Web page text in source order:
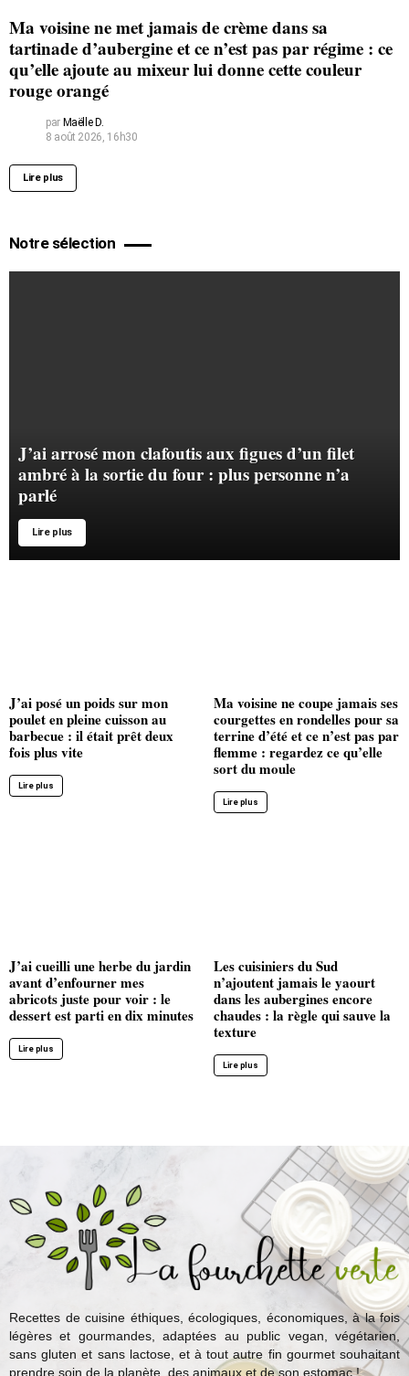
Ma voisine ne met jamais de crème dans sa
tartinade d’aubergine et ce n’est pas par régime : ce
qu’elle ajoute au mixeur lui donne cette couleur
rouge orangé
par Maëlle D.
8 août 2026, 16h30
Lire plus
Notre sélection
J’ai arrosé mon clafoutis aux figues d’un filet
ambré à la sortie du four : plus personne n’a
parlé
Lire plus
J’ai posé un poids sur mon
poulet en pleine cuisson au
barbecue : il était prêt deux
fois plus vite
Lire plus
Ma voisine ne coupe jamais ses
courgettes en rondelles pour sa
terrine d’été et ce n’est pas par
flemme : regardez ce qu’elle
sort du moule
Lire plus
J’ai cueilli une herbe du jardin
avant d’enfourner mes
abricots juste pour voir : le
dessert est parti en dix minutes
Lire plus
Les cuisiniers du Sud
n’ajoutent jamais le yaourt
dans les aubergines encore
chaudes : la règle qui sauve la
texture
Lire plus
Recettes de cuisine éthiques, écologiques, économiques, à la fois
légères et gourmandes, adaptées au public vegan, végétarien,
sans gluten et sans lactose, et à tout autre fin gourmet souhaitant
prendre soin de la planète, des animaux et de son estomac !